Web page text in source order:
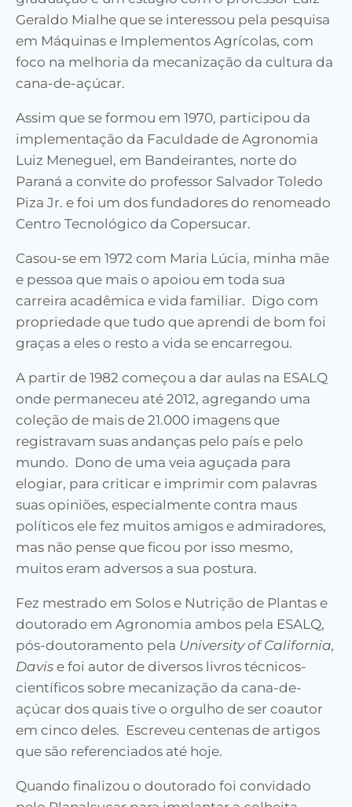
Geraldo Mialhe que se interessou pela pesquisa
em Máquinas e Implementos Agrícolas, com
foco na melhoria da mecanização da cultura da
cana-de-açúcar.
Assim que se formou em 1970, participou da
implementação da Faculdade de Agronomia
Luiz Meneguel, em Bandeirantes, norte do
Paraná a convite do professor Salvador Toledo
Piza Jr. e foi um dos fundadores do renomeado
Centro Tecnológico da Copersucar.
Casou-se em 1972 com Maria Lúcia, minha mãe
e pessoa que mais o apoiou em toda sua
carreira acadêmica e vida familiar. Digo com
propriedade que tudo que aprendi de bom foi
graças a eles o resto a vida se encarregou.
A partir de 1982 começou a dar aulas na ESALQ
onde permaneceu até 2012, agregando uma
coleção de mais de 21.000 imagens que
registravam suas andanças pelo país e pelo
mundo. Dono de uma veia aguçada para
elogiar, para criticar e imprimir com palavras
suas opiniões, especialmente contra maus
políticos ele fez muitos amigos e admiradores,
mas não pense que ficou por isso mesmo,
muitos eram adversos a sua postura.
Fez mestrado em Solos e Nutrição de Plantas e
doutorado em Agronomia ambos pela ESALQ,
pós-doutoramento pela University of California,
Davis e foi autor de diversos livros técnicos-
científicos sobre mecanização da cana-de-
açúcar dos quais tive o orgulho de ser coautor
em cinco deles. Escreveu centenas de artigos
que são referenciados até hoje.
Quando finalizou o doutorado foi convidado